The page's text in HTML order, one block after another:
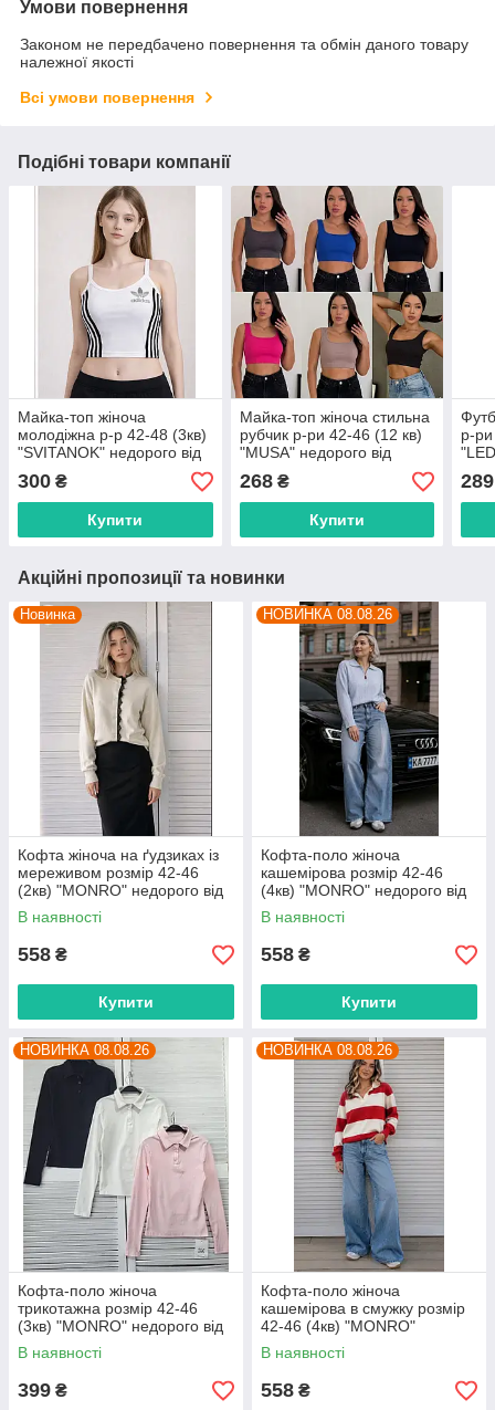
Умови повернення
Законом не передбачено повернення та обмін даного товару
належної якості
Всі умови повернення
Подібні товари компанії
Майка-топ жіноча
молодіжна р-р 42-48 (3кв)
"SVITANOK" недорого від
прямого постачальника
300 ₴
Купити
Майка-топ жіноча стильна
рубчик р-ри 42-46 (12 кв)
"MUSA" недорого від
прямого постачальника
268₴
Купити
р-
289
Акційні пропозиції та новинки
Новинка
Кофта жіноча на ґудзиках із
мереживом розмір 42-46
(2кв) "MONRO" недорого від
прямого постачальника
В наявності
558 ₴
Купити
НОВИНКА 08.08.26
Кофта-поло жіноча
кашемірова розмір 42-46
(4кв) "MONRO" недорого від
прямого постачальника
В наявності
558 ₴
Купити
НОВИНКА 08.08.26
Кофта-поло жіноча
трикотажна розмір 42-46
(3кв) "MONRO" недорого від
прямого постачальника
В наявності
399 ₴
НОВИНКА 08.08.26
Кофта-поло жіноча
кашемірова в смужку розмір
42-46 (4кв) "MONRO"
недорого від прямого
постачальника
В наявності
558 ₴